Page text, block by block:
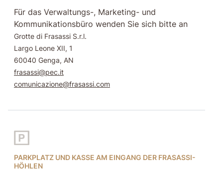
Für das Verwaltungs-, Marketing- und
Kommunikationsbüro wenden Sie sich bitte an
Grotte di Frasassi S.r.l.
Largo Leone XII, 1
60040 Genga, AN
frasassi@pec.it
comunicazione@frasassi.com
PARKPLATZ UND KASSE AM EINGANG DER FRASASSI-
HÖHLEN